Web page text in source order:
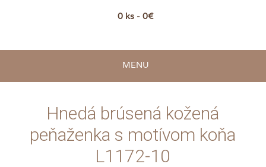
0 ks - 0€
MENU
Hnedá brúsená kožená
peňaženka s motívom koňa
L1172-10